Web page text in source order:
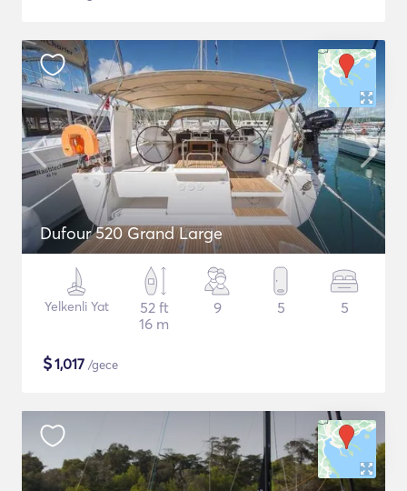
Dufour 520 Grand Large
Yelkenli Yat
52 ft
16 m
9 5 5
$1,017 /gece